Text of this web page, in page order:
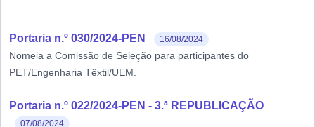
Portaria n.º 030/2024-PEN 16/08/2024
Nomeia a Comissão de Seleção para participantes do
PET/Engenharia Têxtil/UEM.
Portaria n.º 022/2024-PEN - 3.ª REPUBLICAÇÃO
07/08/2024